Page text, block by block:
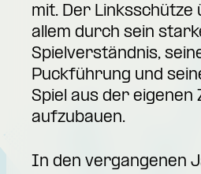
mit. Der
allem durch sein
Spielverständnis,
Puckführung und
Spiel aus der eigenen
aufzubauen.
In den vergangenen